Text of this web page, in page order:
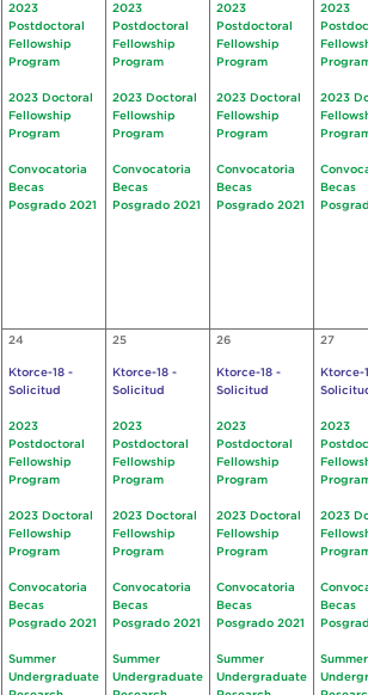
2023
Postdoctoral
Fellowship
Program
2023 Doctoral
Fellowship
Program
Convocatoria
Becas
Posgrado 2021
2023
Postdoctoral
Fellowship
Program
2023 Doctoral
Fellowship
Program
Convocatoria
Becas
Posgrado 2021
2023
Postdoctoral
Fellowship
Program
2023 Doctoral
Fellowship
Program
Convocatoria
Becas
Posgrado 2021
2023
2023
Becas
24
Ktorce-18 -
Solicitud
2023
Postdoctoral
Fellowship
Program
2023 Doctoral
Fellowship
Program
Convocatoria
Becas
Posgrado 2021
Summer
Undergraduate
25
Ktorce-18 -
Solicitud
2023
Postdoctoral
Fellowship
Program
2023 Doctoral
Fellowship
Program
Convocatoria
Becas
Posgrado 2021
Summer
Undergraduate
26
Ktorce-18 -
Solicitud
2023
Postdoctoral
Fellowship
Program
2023 Doctoral
Fellowship
Program
Convocatoria
Becas
Posgrado 2021
Summer
Undergraduate
27
Ktorce-
2023
2023
Becas
Summer